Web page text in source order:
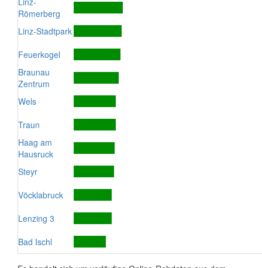
Römerberg
Linz-Stadtpark
Feuerkogel
Braunau
Zentrum
Wels
Traun
Haag am
Hausruck
Steyr
Vöcklabruck
Lenzing 3
Bad Ischl